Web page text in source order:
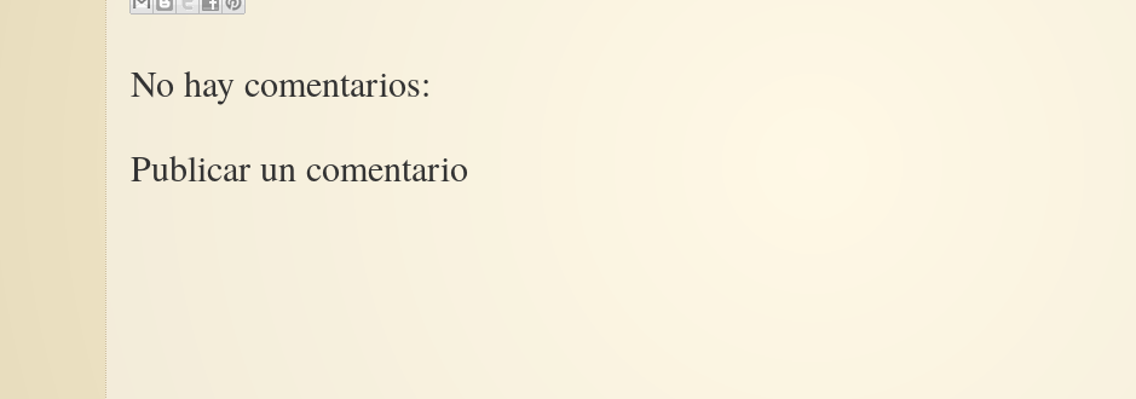
No hay comentarios:
Publicar un comentario